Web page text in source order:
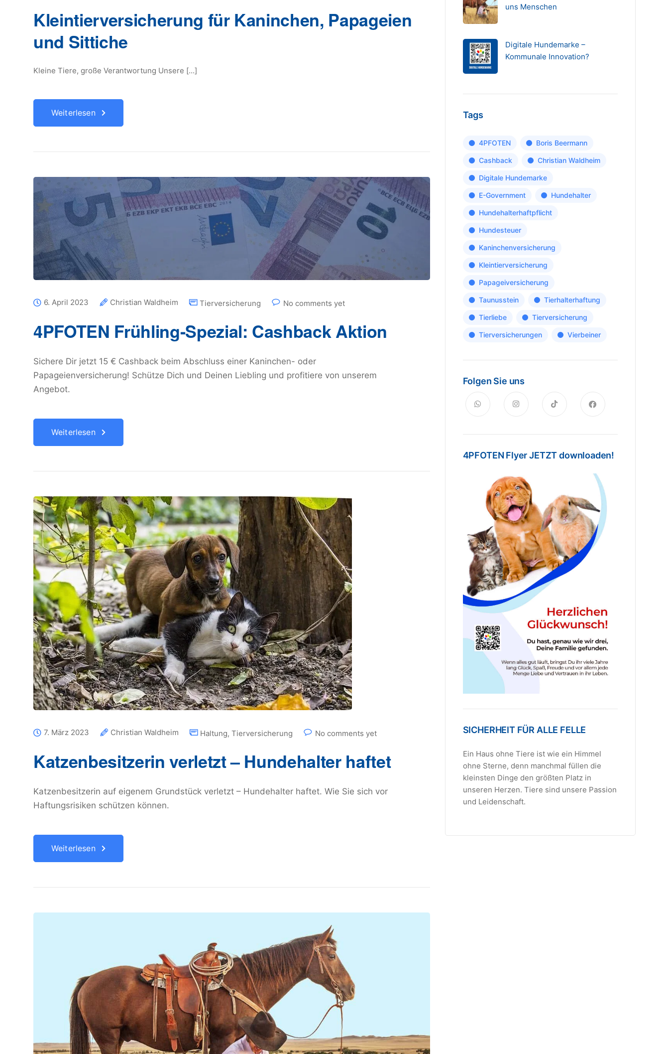
Kleintierversicherung für Kaninchen, Papageien
und Sittiche
Kleine Tiere, große Verantwortung Unsere [...]
Weiterlesen
6. April 2023 Christian Waldheim Tierversicherung No comments yet
4PFOTEN Frühling-Spezial: Cashback Aktion
Sichere Dir jetzt 15 € Cashback beim Abschluss einer Kaninchen- oder
Papageienversicherung! Schütze Dich und Deinen Liebling und profitiere von unserem
Angebot.
Weiterlesen
7. März 2023 Christian Waldheim Haltung, Tierversicherung No comments yet
Katzenbesitzerin verletzt – Hundehalter haftet
Katzenbesitzerin auf eigenem Grundstück verletzt – Hundehalter haftet. Wie Sie sich vor
Haftungsrisiken schützen können.
Weiterlesen
uns Menschen
Digitale Hundemarke –
Kommunale Innovation?
Tags
4PFOTEN Boris Beermann
Cashback Christian Waldheim
Digitale Hundemarke
E-Government Hundehalter
Hundehalterhaftpflicht
Hundesteuer
Kaninchenversicherung
Kleintierversicherung
Papageiversicherung
Taunusstein Tierhalterhaftung
Tierliebe Tierversicherung
Tierversicherungen Vierbeiner
Folgen Sie uns
4PFOTEN Flyer JETZT downloaden!
SICHERHEIT FÜR ALLE FELLE
Ein Haus ohne Tiere ist wie ein Himmel
ohne Sterne, denn manchmal füllen die
kleinsten Dinge den größten Platz in
unseren Herzen. Tiere sind unsere Passion
und Leidenschaft.